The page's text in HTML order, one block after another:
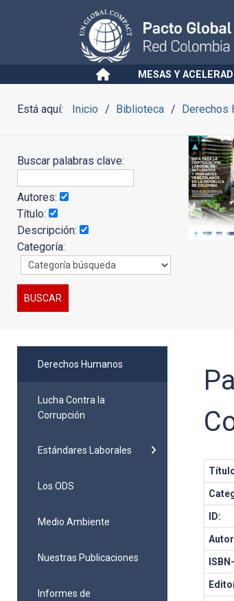
MESAS Y
Está aquí: Inicio Biblioteca Derechos
Buscar palabras clave:
Autores:
Título:
Descripción:
Categoría:
Derechos Humanos
Lucha Contra la
Corrupción
Estándares Laborales
Los ODS
Medio Ambiente
Nuestras Publicaciones
Informes de
ID: